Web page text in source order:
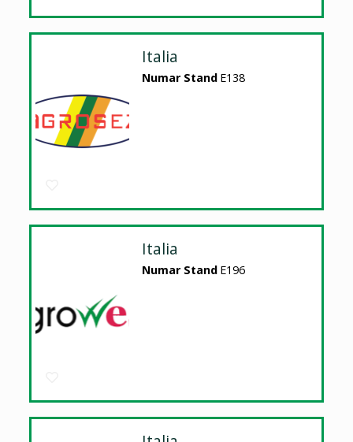
Italia
Numar Stand E138
Italia
Numar Stand E196